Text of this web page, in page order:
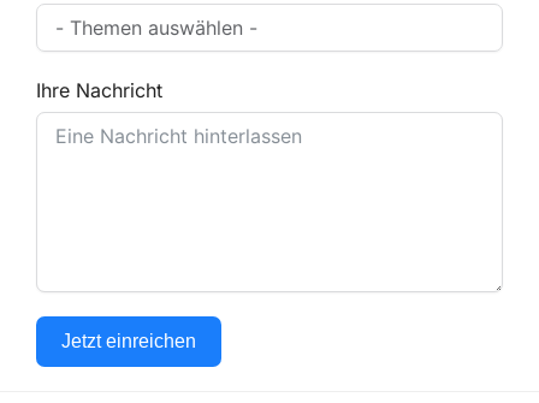
Ihre Nachricht
Jetzt einreichen